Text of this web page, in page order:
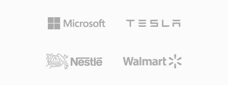
van hele frames te corrumperen. SoX biedt
decoderingsondersteuning, waardoor moderne
systemen kunnen werken met legacy CVSD-
zonder dataverlies. Bitdieptes tot 32 en
samplefrequenties tot 655 kHz worden
opnames overtreft. Hardware-ondersteuning is